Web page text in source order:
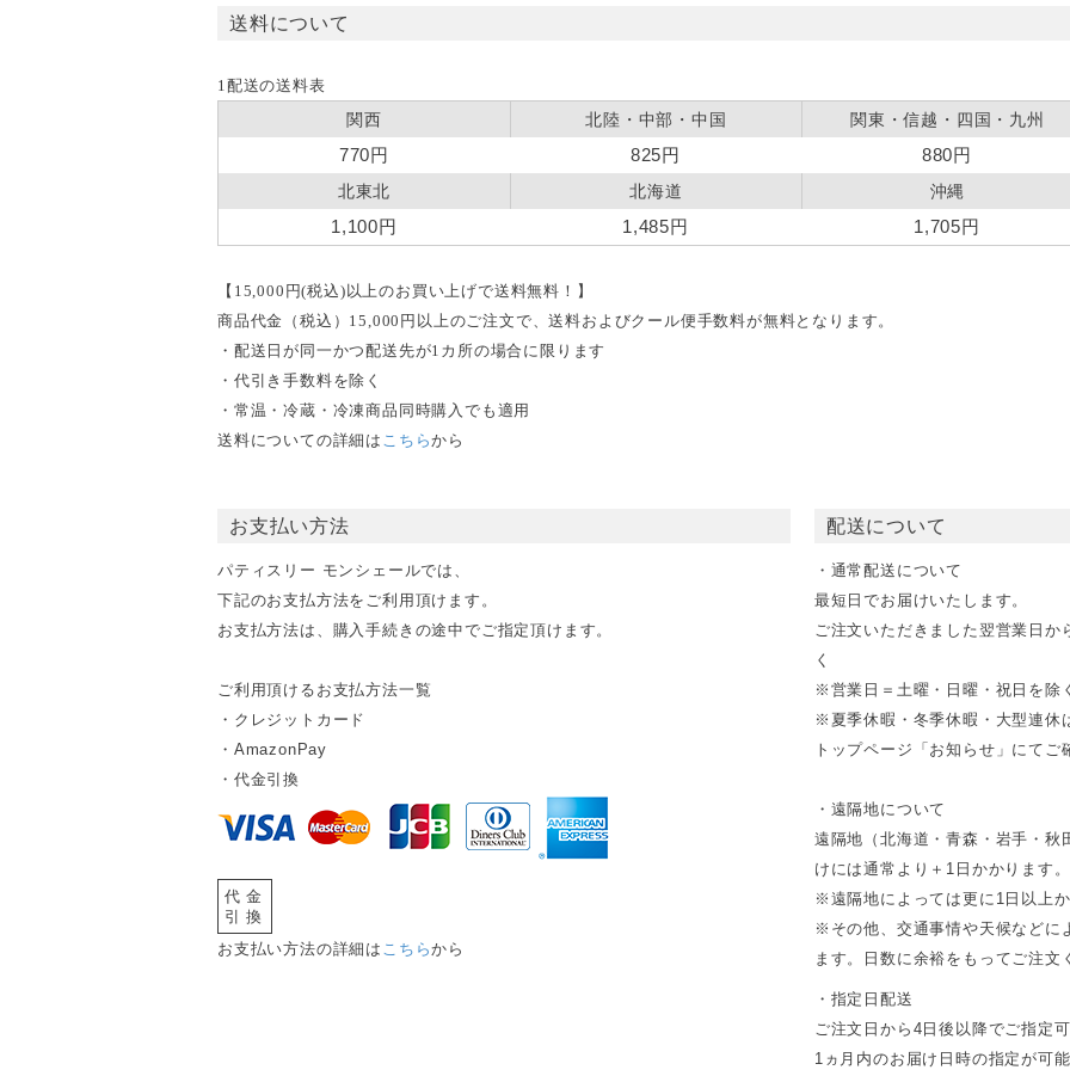
送料について
1配送の送料表
関西 北陸・中部・中国 関東・信越・四国・九州
770円 825円 880円
北東北 北海道 沖縄
1,100円 1,485円 1,705円
【15,000円(税込)以上のお買い上げで送料無料！】
商品代金（税込）15,000円以上のご注文で、送料およびクール便手数料が無料となります。
・配送日が同一かつ配送先が1カ所の場合に限ります
・代引き手数料を除く
・常温・冷蔵・冷凍商品同時購入でも適用
送料についての詳細は こちらから
お支払い方法
パティスリー モンシェールでは、
下記のお支払方法をご利用頂けます。
お支払方法は、購入手続きの途中でご指定頂けます。
ご利用頂けるお支払方法一覧
・クレジットカード
・AmazonPay
・代金引換
代金
引換
お支払い方法の詳細は こちらから
配送について
・通常配送について
最短日でお届けいたします。
ご注文いただきました翌営業日
く
※営業日＝土曜・日曜・祝日を除
※夏季休暇・冬季休暇・大型連休
トップページ「お知らせ」にてご
・遠隔地について
遠隔地（北海道・青森・岩手・秋
けには通常より＋1日かかります。
※遠隔地によっては更に1日以上
※その他、交通事情や天候などに
ます。日数に余裕をもってご注文
・指定日配送
ご注文日から4日後以降でご指定可
1ヵ月内のお届け日時の指定が可能